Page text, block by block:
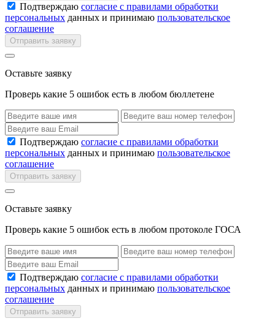
Подтверждаю согласие с правилами обработки
персональных данных и принимаю пользовательское
соглашение
Отправить заявку
Оставьте заявку
Проверь какие 5 ошибок есть в любом бюллетене
Подтверждаю согласие с правилами обработки
персональных данных и принимаю пользовательское
соглашение
Отправить заявку
Оставьте заявку
Проверь какие 5 ошибок есть в любом протоколе ГОСА
Подтверждаю согласие с правилами обработки
персональных данных и принимаю пользовательское
соглашение
Отправить заявку